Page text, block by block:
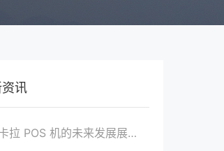
讯
POS 机的未来发展展望与战略规划